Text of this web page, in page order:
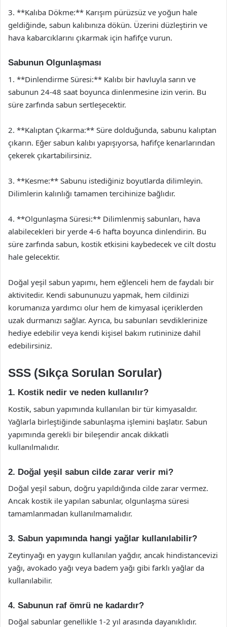
3. **Kalıba Dökme:** Karışım pürüzsüz ve yoğun hale
geldiğinde, sabun kalıbınıza dökün. Üzerini düzleştirin ve
hava kabarcıklarını çıkarmak için hafifçe vurun.
Sabunun Olgunlaşması
1. **Dinlendirme Süresi:** Kalıbı bir havluyla sarın ve
sabunun 24-48 saat boyunca dinlenmesine izin verin. Bu
süre zarfında sabun sertleşecektir.
2. **Kalıptan Çıkarma:** Süre dolduğunda, sabunu kalıptan
çıkarın. Eğer sabun kalıbı yapışıyorsa, hafifçe kenarlarından
çekerek çıkartabilirsiniz.
3. **Kesme:** Sabunu istediğiniz boyutlarda dilimleyin.
Dilimlerin kalınlığı tamamen tercihinize bağlıdır.
4. **Olgunlaşma Süresi:** Dilimlenmiş sabunları, hava
alabilecekleri bir yerde 4-6 hafta boyunca dinlendirin. Bu
süre zarfında sabun, kostik etkisini kaybedecek ve cilt dostu
hale gelecektir.
Doğal yeşil sabun yapımı, hem eğlenceli hem de faydalı bir
aktivitedir. Kendi sabununuzu yapmak, hem cildinizi
korumanıza yardımcı olur hem de kimyasal içeriklerden
uzak durmanızı sağlar. Ayrıca, bu sabunları sevdiklerinize
hediye edebilir veya kendi kişisel bakım rutininize dahil
edebilirsiniz.
SSS (Sıkça Sorulan Sorular)
1. Kostik nedir ve neden kullanılır?
Kostik, sabun yapımında kullanılan bir tür kimyasaldır.
Yağlarla birleştiğinde sabunlaşma işlemini başlatır. Sabun
yapımında gerekli bir bileşendir ancak dikkatli
kullanılmalıdır.
2. Doğal yeşil sabun cilde zarar verir mi?
Doğal yeşil sabun, doğru yapıldığında cilde zarar vermez.
Ancak kostik ile yapılan sabunlar, olgunlaşma süresi
tamamlanmadan kullanılmamalıdır.
3. Sabun yapımında hangi yağlar kullanılabilir?
Zeytinyağı en yaygın kullanılan yağdır, ancak hindistancevizi
yağı, avokado yağı veya badem yağı gibi farklı yağlar da
kullanılabilir.
4. Sabunun raf ömrü ne kadardır?
Doğal sabunlar genellikle 1-2 yıl arasında dayanıklıdır.